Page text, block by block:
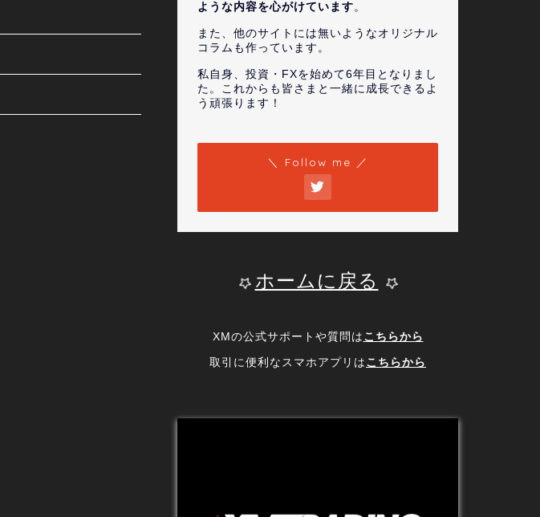
ような内容を心がけています。
また、他のサイトには無いようなオリジナル
コラムも作っています。
私自身、投資・FXを始めて6年目となりまし
た。これからも皆さまと一緒に成長できるよ
う頑張ります！
＼ Follow me ／
ホームに戻る
XMの公式サポートや質問は こちらから
取引に便利なスマホアプリは こちらから